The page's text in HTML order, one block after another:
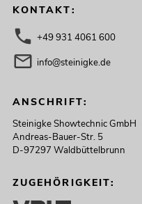
KONTAKT:
+49 931 4061 600
info@steinigke.de
ANSCHRIFT:
Steinigke Showtechnic GmbH
Andreas-Bauer-Str. 5
D-97297 Waldbüttelbrunn
ZUGEHÖRIGKEIT: